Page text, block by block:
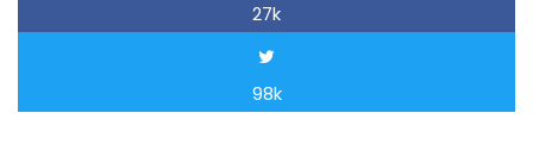
27k
98k